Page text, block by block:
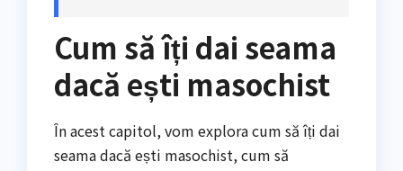
Cum să îți dai seama
dacă ești masochist
În acest capitol, vom explora cum să îți dai
seama dacă ești masochist, cum să